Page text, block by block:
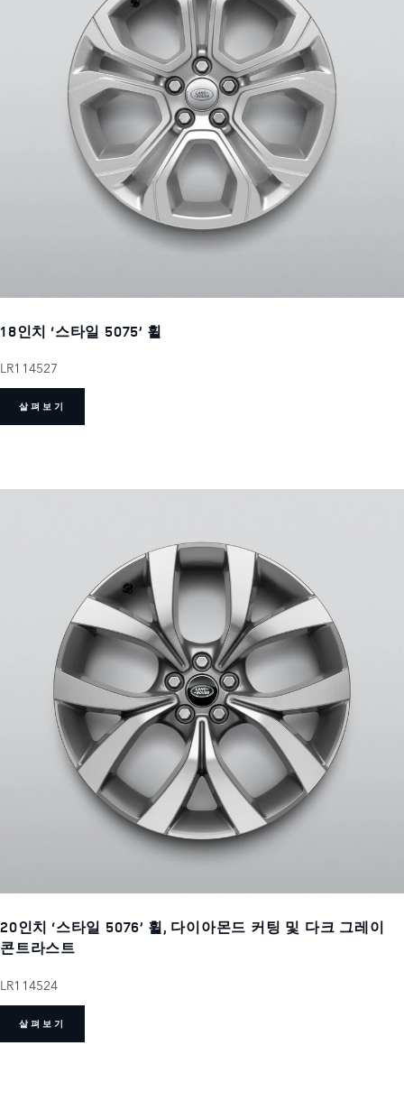
18인치 ‘스타일 5075’ 휠
LR114527
살펴보기
20인치 ‘스타일 5076’ 휠, 다이아몬드 커팅 및 다크 그레이
콘트라스트
LR114524
살펴보기